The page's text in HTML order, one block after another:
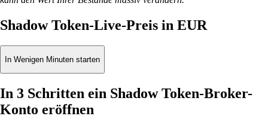
Shadow Token-Live-Preis in EUR
In Wenigen Minuten starten
In 3 Schritten ein Shadow Token-Broker-
Konto eröffnen